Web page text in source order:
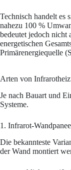
Technisch handelt es
nahezu 100 %
bedeutet jedoch nicht
energetischen
Primärenergiequelle
Arten von
Je nach Bauart und
Systeme.
1. Infrarot-
Die bekannteste
der Wand montiert